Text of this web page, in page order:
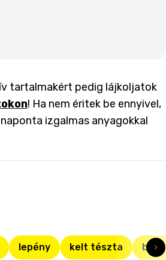
tartalmakért pedig lájkoljatok
! Ha nem éritek be ennyivel,
izgalmas anyagokkal
lepény kelt tészta briós